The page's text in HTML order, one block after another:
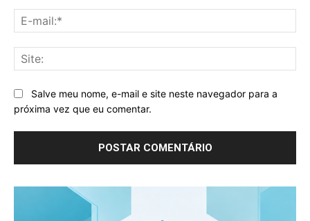
Salve meu nome, e-mail e site neste navegador para a
próxima vez que eu comentar.